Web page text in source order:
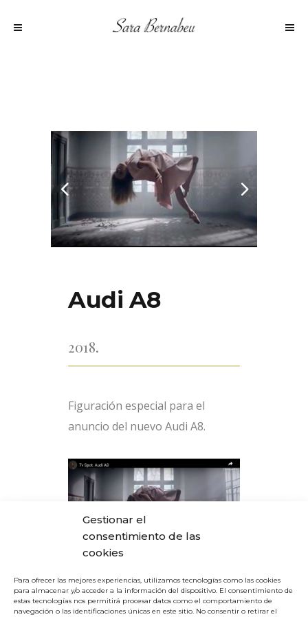
Gestionar el
consentimiento de las
cookies
Para ofrecer las mejores experiencias, utilizamos tecnologías como las cookies
para almacenar y/o acceder a la información del dispositivo. El consentimiento de
estas tecnologías nos permitirá procesar datos como el comportamiento de
navegación o las identificaciones únicas en este sitio. No consentir o retirar el
Audi A8
2018.
Figuración especial para el
anuncio del nuevo Audi A8.